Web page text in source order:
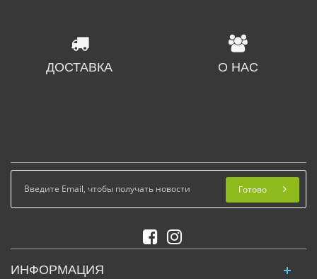
ДОСТАВКА О НАС
Готово
ИНФОРМАЦИЯ